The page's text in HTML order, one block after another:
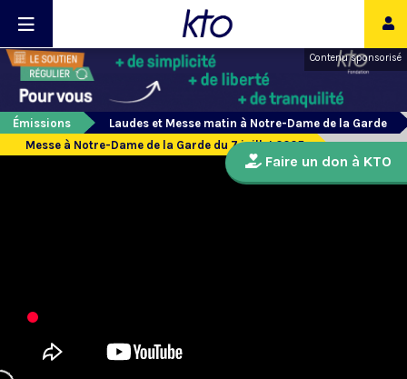
Contenu sponsorisé
Émissions
Laudes et Messe matin à Notre-Dame de la Garde
Messe à Notre-Dame de la Garde du 7 juillet 2025
Faire un don à KTO